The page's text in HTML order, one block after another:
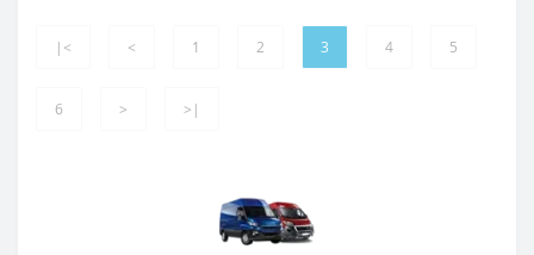
|< < 1 2 3 4 5
6 > >|